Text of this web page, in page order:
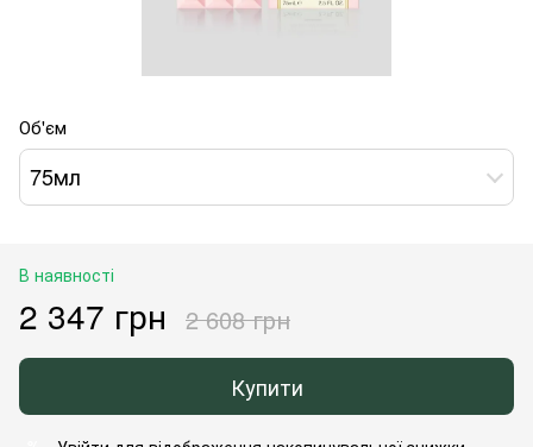
Об'єм
75мл
В наявності
2 347 грн 2 608 грн
Купити